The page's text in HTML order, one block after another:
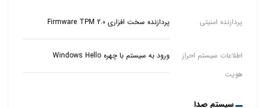
پردازنده امنیتی پردازنده سخت افزاری Firmware TPM 2.0
اطلاعات سیستم احراز
هویت
ورود به سیستم با چهره Windows Hello
سیستم صدا